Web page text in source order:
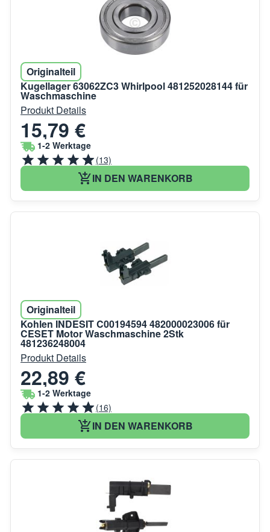
Originalteil
Kugellager 63062ZC3 Whirlpool 481252028144 für
Waschmaschine
Produkt Details
15,79 €
1-2 Werktage
(13)
IN DEN WARENKORB
Originalteil
Kohlen INDESIT C00194594 482000023006 für
CESET Motor Waschmaschine 2Stk
481236248004
Produkt Details
22,89 €
1-2 Werktage
(16)
IN DEN WARENKORB